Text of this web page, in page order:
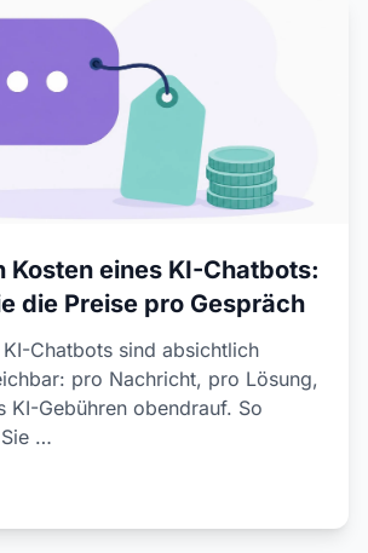
Kosten eines KI-Chatbots:
die Preise pro Gespräch
Chatbots sind absichtlich
pro Nachricht, pro Lösung,
KI-Gebühren obendrauf. So
…